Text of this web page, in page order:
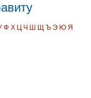
Ф Х Ц Ч Ш Щ Ъ Э Ю Я